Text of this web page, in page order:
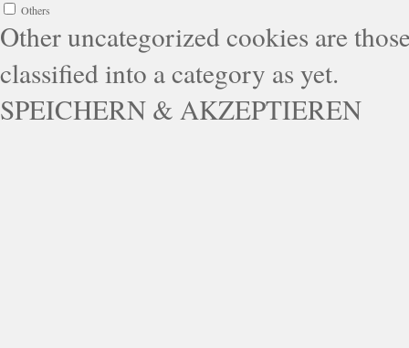
Others
Other uncategorized cookies are
classified into a category as yet.
SPEICHERN & AKZEPTIEREN